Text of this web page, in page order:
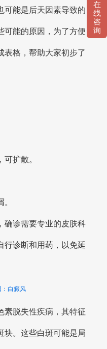
可能是后天因素导致的
可能的原因，为了方便
表格，帮助大家初步了
扩散。
确诊需要专业的皮肤科
行诊断和用药，以免延
白癜风
素脱失性疾病，其特征
块。这些白斑可能是局
在
线
咨
询